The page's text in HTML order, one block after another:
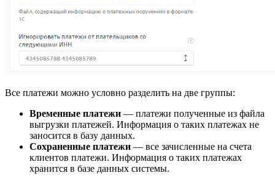
Все платежи можно условно разделить на две группы:
Временные платежи — платежи полученные из файла
выгрузки платежей. Информация о таких платежах не
заносится в базу данных.
Сохраненные платежи — все зачисленные на счета
клиентов платежи. Информация о таких платежах
хранится в базе данных системы.